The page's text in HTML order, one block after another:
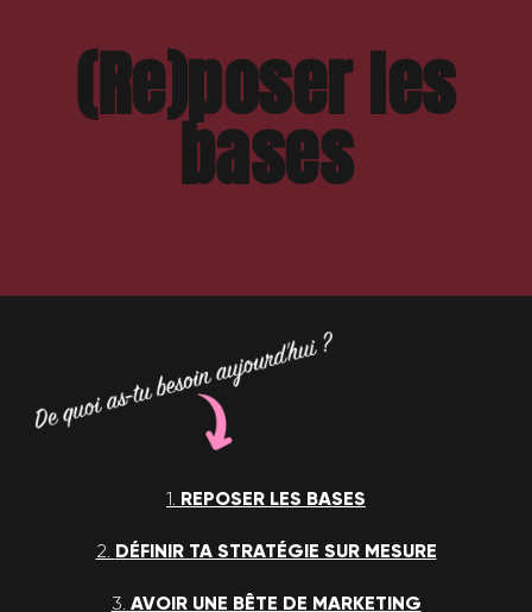
(Re)poser les
bases
1. REPOSER LES BASES
2. DÉFINIR TA STRATÉGIE SUR MESURE
3. AVOIR UNE BÊTE DE MARKETING